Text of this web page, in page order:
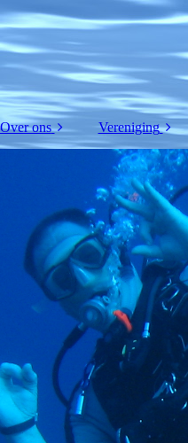
Over ons Vereniging
Staff
Fotoboek
Impressum